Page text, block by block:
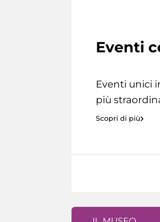
Eventi
Eventi unici
più
Scopri di più